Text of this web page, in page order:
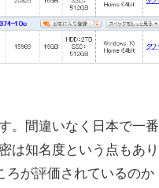
。
間違いなく日本で一番
は知名度という点もあり
ろが評価されているのか